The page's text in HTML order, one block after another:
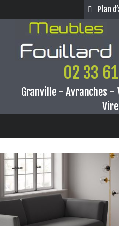
Plan
02 33
Granville - Avranches -
Vire
Panneau de gestion des cookies